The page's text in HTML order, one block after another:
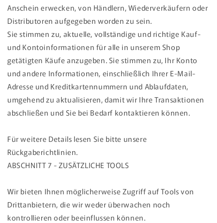
Anschein erwecken, von Händlern, Wiederverkäufern oder
Distributoren aufgegeben worden zu sein.
Sie stimmen zu, aktuelle, vollständige und richtige Kauf-
und Kontoinformationen für alle in unserem Shop
getätigten Käufe anzugeben. Sie stimmen zu, Ihr Konto
und andere Informationen, einschließlich Ihrer E-Mail-
Adresse und Kreditkartennummern und Ablaufdaten,
umgehend zu aktualisieren, damit wir Ihre Transaktionen
abschließen und Sie bei Bedarf kontaktieren können.
Für weitere Details lesen Sie bitte unsere
Rückgaberichtlinien.
ABSCHNITT 7 - ZUSÄTZLICHE TOOLS
Wir bieten Ihnen möglicherweise Zugriff auf Tools von
Drittanbietern, die wir weder überwachen noch
kontrollieren oder beeinflussen können.